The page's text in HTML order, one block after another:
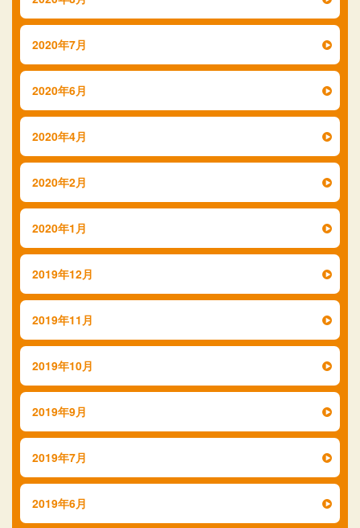
2020年7月
2020年6月
2020年4月
2020年2月
2020年1月
2019年12月
2019年11月
2019年10月
2019年9月
2019年7月
2019年6月